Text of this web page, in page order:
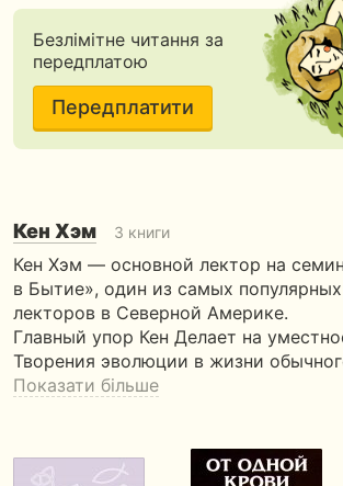
Безлімітне читання за
передплатою
Передплатити
Кен Хэм 3 книги
Кен Хэм — основной лектор на
в Бытие», один из самых
лекторов в Северной Америке.
Главный упор Кен Делает на
Творения эволюции в жизни
Показати більше